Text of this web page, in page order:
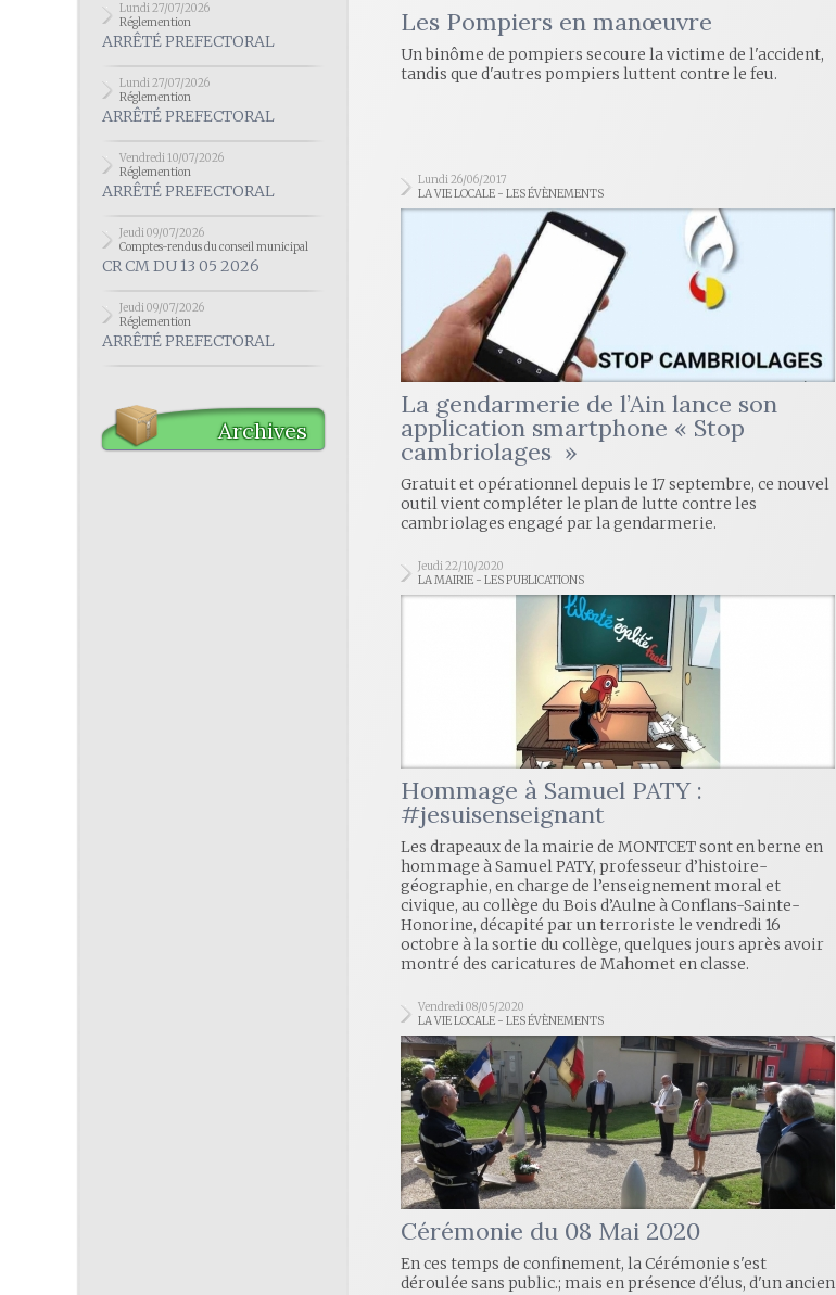
Lundi 27/07/2026
Réglemention
ARRÊTÉ PREFECTORAL
Lundi 27/07/2026
Réglemention
ARRÊTÉ PREFECTORAL
Vendredi 10/07/2026
Réglemention
ARRÊTÉ PREFECTORAL
Jeudi 09/07/2026
Comptes-rendus du conseil municipal
CR CM DU 13 05 2026
Jeudi 09/07/2026
Réglemention
ARRÊTÉ PREFECTORAL
Archives
Les Pompiers en manœuvre
Un binôme de pompiers secoure la victime de l'accident,
tandis que d'autres pompiers luttent contre le feu.
Lundi 26/06/2017
LA VIE LOCALE - LES ÉVÈNEMENTS
La gendarmerie de l’Ain lance son
application smartphone « Stop
cambriolages »
Gratuit et opérationnel depuis le 17 septembre, ce nouvel
outil vient compléter le plan de lutte contre les
cambriolages engagé par la gendarmerie.
Jeudi 22/10/2020
LA MAIRIE - LES PUBLICATIONS
Hommage à Samuel PATY :
#jesuisenseignant
Les drapeaux de la mairie de MONTCET sont en berne en
hommage à Samuel PATY, professeur d’histoire-
géographie, en charge de l’enseignement moral et
civique, au collège du Bois d’Aulne à Conflans-Sainte-
Honorine, décapité par un terroriste le vendredi 16
octobre à la sortie du collège, quelques jours après avoir
montré des caricatures de Mahomet en classe.
Vendredi 08/05/2020
LA VIE LOCALE - LES ÉVÈNEMENTS
Cérémonie du 08 Mai 2020
En ces temps de confinement, la Cérémonie s'est
déroulée sans public.; mais en présence d'élus, d'un ancien